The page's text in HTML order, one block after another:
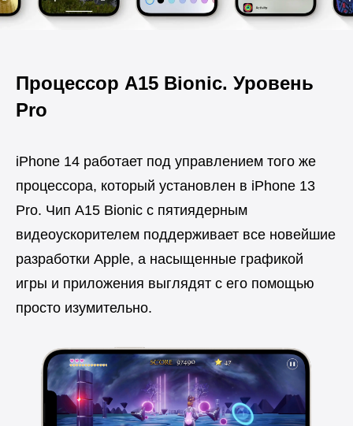
Процессор A15 Bionic. Уровень
Pro
iPhone 14 работает под управлением того же
процессора, который установлен в iPhone 13
Pro. Чип A15 Bionic с пятиядерным
видеоускорителем поддерживает все новейшие
разработки Apple, а насыщенные графикой
игры и приложения выглядят с его помощью
просто изумительно.